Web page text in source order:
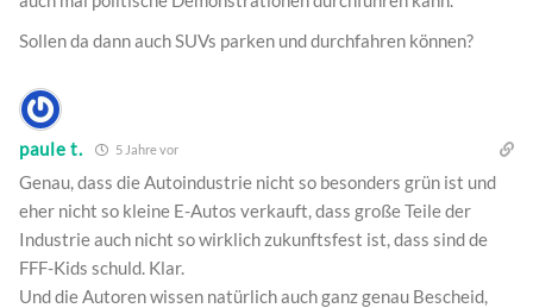
Sollen da dann auch SUVs parken und durchfahren können?
paule t. 5 Jahre vor
Genau, dass die Autoindustrie nicht so besonders grün ist und
eher nicht so kleine E-Autos verkauft, dass große Teile der
Industrie auch nicht so wirklich zukunftsfest ist, dass sind de
FFF-Kids schuld. Klar.
Und die Autoren wissen natürlich auch ganz genau Bescheid,